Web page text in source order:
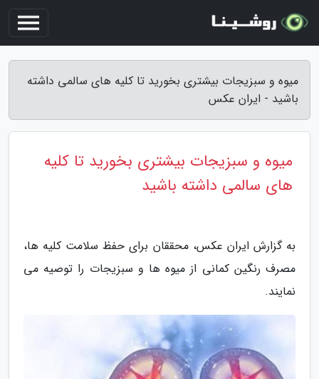
میوه و سبزیجات بیشتری بخورید تا کلیه های سالمی داشته
باشید - ایران عکس
میوه و سبزیجات بیشتری بخورید تا کلیه
های سالمی داشته باشید
به گزارش ایران عکس، محققان برای حفظ سلامت کلیه ها،
مصرف رنگین کمانی از میوه ها و سبزیجات را توصیه می
نمایند.